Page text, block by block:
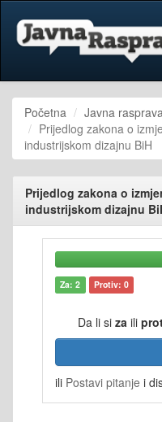
Početna Javna rasprava
Prijedlog zakona o
industrijskom dizajnu BiH
Prijedlog zakona o
industrijskom dizajnu
Za: 2 Protiv: 0
Da li si za ili
ili Postavi pitanje i